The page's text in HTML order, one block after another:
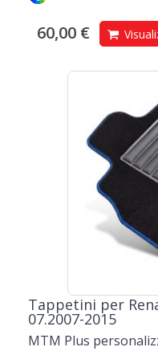
60,00 €
Tappetini per
07.2007-2015
MTM Plus